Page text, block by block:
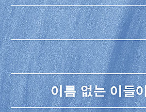
분노와 희망: 몰리 맥과이어스와 노동가요
드 학살
노래의 탄생: 페인트 크리크-캐빈 크리크 파
서 가장 위험한 여성과 세 곡의 깃발: 러들로
원 학살과 블레어산 전투
와 무연탄 전쟁
운티 전쟁: 넌 누구 편이냐?
노래, 남은 이야기들